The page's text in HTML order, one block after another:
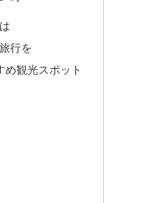
行を
め観光スポット